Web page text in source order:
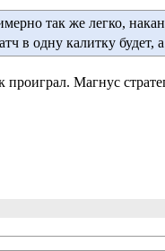
так же легко,
в одну калитку будет,
проиграл. Магнус